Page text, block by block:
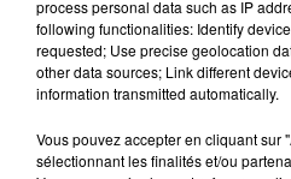
Organisateur
https://
pot-pourri-
Tarif Gratuit
process personal data such as IP
following functionalities: Identify
requested; Use precise geolocation
other data sources; Link different
information transmitted automatically.
Vous pouvez accepter en cliquant sur
sélectionnant les finalités et/ou